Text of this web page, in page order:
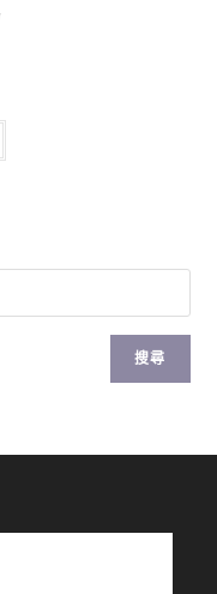
搜尋